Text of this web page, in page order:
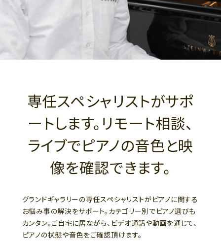
専任スペシャリストがサポ
ートします。リモート相談、
ライブでピアノの音色と映
像を確認できます。
グランドギャラリーの専任スペシャリストがピアノに関する
お悩み事の解決をサポート。カテゴリー別でピアノ選びも
カンタン。ご自宅に居ながら、ビデオ通話や動画を通じて、
ピアノの状態や音色をご確認頂けます。